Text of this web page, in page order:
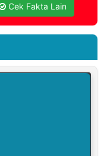
Cek Fakta Lain